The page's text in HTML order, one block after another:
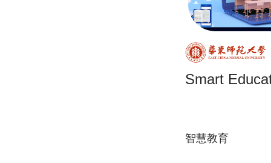
Smart
智慧教育